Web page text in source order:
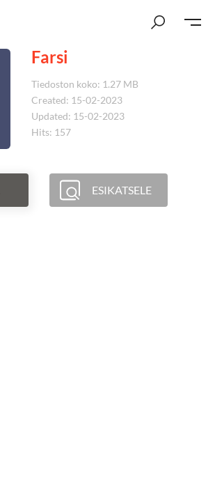
Farsi
Tiedoston koko: 1.27 MB
Created: 15-02-2023
Updated: 15-02-2023
Hits: 157
ESIKATSELE